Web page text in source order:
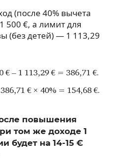
(после 40% вычета
500 €, а лимит для
(без детей) — 1 113,29
€ – 1 113,29 € = 386,71 €.
€ × 40% = 154,68 €.
повышения
том же доходе 1
будет на 14-15 €